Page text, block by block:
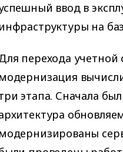
ввод в
инфраструктуры на
перехода
модернизация
этапа. Сначала
модернизированы